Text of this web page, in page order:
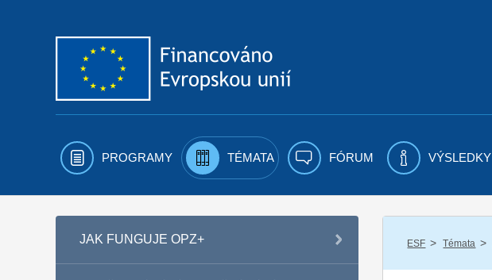
PROGRAMY TÉMATA FÓRUM VÝSLEDKY
JAK FUNGUJE OPZ+ ESF / Témata /